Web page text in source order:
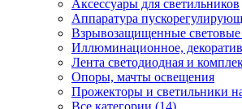
Аксессуары для светильников
Аппаратура
Взрывозащищенные
Иллюминационное,
Лента светодиодная и
Опоры, мачты освещения
Прожекторы и светильники
Все категории (14)